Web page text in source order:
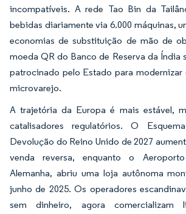
incompatíveis. A rede Tao Bin da
bebidas diariamente via 6.000 máquinas,
economias de substituição de mão de
moeda QR do Banco de Reserva da Índia
patrocinado pelo Estado para modernizar
microvarejo.
A trajetória da Europa é mais estável,
catalisadores regulatórios. O
Devolução do Reino Unido de 2027
venda reversa, enquanto o
Alemanha, abriu uma loja autônoma
junho de 2025. Os operadores
sem dinheiro, agora comercializam